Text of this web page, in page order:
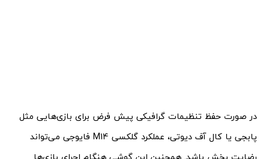
در صورت حفظ تنظیمات گرافیکی پیش فرض برای بازی‌هایی مثل
پابجی یا کال آف دیوتی، عملکرد گلکسی M14 فایوجی می‌تواند